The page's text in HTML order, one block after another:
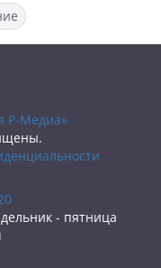
Р-Медиа»
- пятница